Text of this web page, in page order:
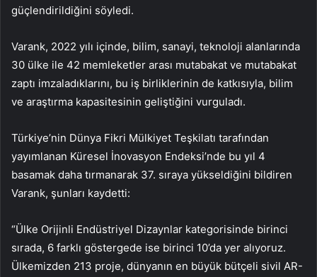
güçlendirildiğini söyledi.
Varank, 2022 yılı içinde, bilim, sanayi, teknoloji alanlarında
30 ülke ile 42 memleketler arası mutabakat ve mutabakat
zaptı imzaladıklarını, bu iş birliklerinin de katkısıyla, bilim
ve araştırma kapasitesinin geliştiğini vurguladı.
Türkiye’nin Dünya Fikri Mülkiyet Teşkilatı tarafından
yayımlanan Küresel İnovasyon Endeksi’nde bu yıl 4
basamak daha tırmanarak 37. sıraya yükseldiğini bildiren
Varank, şunları kaydetti:
“Ülke Orijinli Endüstriyel Dizaynlar kategorisinde birinci
sırada, 6 farklı göstergede ise birinci 10’da yer alıyoruz.
Ülkemizden 213 proje, dünyanın en büyük bütçeli sivil AR-